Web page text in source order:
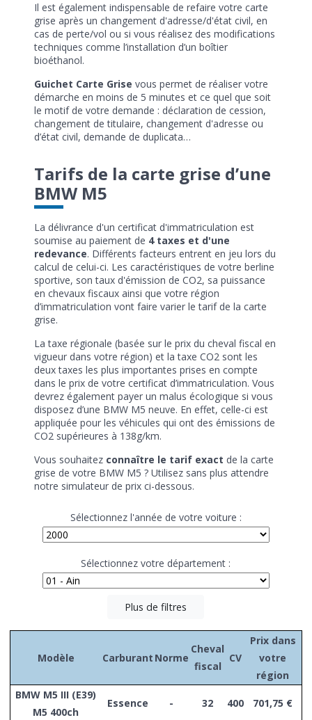
Il est également indispensable de refaire votre carte
grise après un changement d'adresse/d'état civil, en
cas de perte/vol ou si vous réalisez des modifications
techniques comme l’installation d’un boîtier
bioéthanol.
Guichet Carte Grise vous permet de réaliser votre
démarche en moins de 5 minutes et ce quel que soit
le motif de votre demande : déclaration de cession,
changement de titulaire, changement d'adresse ou
d’état civil, demande de duplicata…
Tarifs de la carte grise d’une
BMW M5
La délivrance d'un certificat d'immatriculation est
soumise au paiement de 4 taxes et d'une
redevance. Différents facteurs entrent en jeu lors du
calcul de celui-ci. Les caractéristiques de votre berline
sportive, son taux d'émission de CO2, sa puissance
en chevaux fiscaux ainsi que votre région
d’immatriculation vont faire varier le tarif de la carte
grise.
La taxe régionale (basée sur le prix du cheval fiscal en
vigueur dans votre région) et la taxe CO2 sont les
deux taxes les plus importantes prises en compte
dans le prix de votre certificat d’immatriculation. Vous
devrez également payer un malus écologique si vous
disposez d’une BMW M5 neuve. En effet, celle-ci est
appliquée pour les véhicules qui ont des émissions de
CO2 supérieures à 138g/km.
Vous souhaitez connaître le tarif exact de la carte
grise de votre BMW M5 ? Utilisez sans plus attendre
notre simulateur de prix ci-dessous.
Sélectionnez l'année de votre voiture :
Sélectionnez votre département :
Plus de filtres
Modèle Carburant Norme
Cheval
fiscal
CV
Prix dans
votre
région
BMW M5 III (E39)
M5 400ch
Essence - 32 400 701,75 €